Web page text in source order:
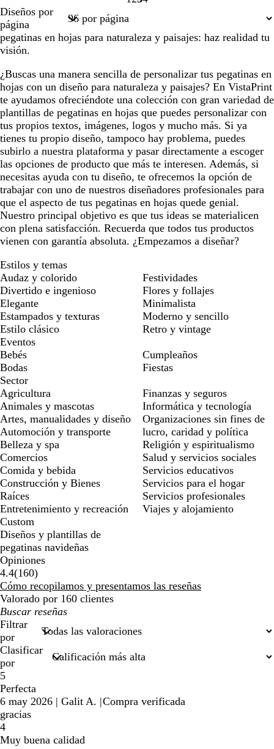
Página
1
Página
Página
Página
Diseños por
página
pegatinas en hojas para naturaleza y paisajes: haz realidad tu
visión.
¿Buscas una manera sencilla de personalizar tus pegatinas en
hojas con un diseño para naturaleza y paisajes? En VistaPrint
te ayudamos ofreciéndote una colección con gran variedad de
plantillas de pegatinas en hojas que puedes personalizar con
tus propios textos, imágenes, logos y mucho más. Si ya
tienes tu propio diseño, tampoco hay problema, puedes
subirlo a nuestra plataforma y pasar directamente a escoger
las opciones de producto que más te interesen. Además, si
necesitas ayuda con tu diseño, te ofrecemos la opción de
trabajar con uno de nuestros diseñadores profesionales para
que el aspecto de tus pegatinas en hojas quede genial.
Nuestro principal objetivo es que tus ideas se materialicen
con plena satisfacción. Recuerda que todos tus productos
vienen con garantía absoluta. ¿Empezamos a diseñar?
Estilos y temas
Audaz y colorido
Divertido e ingenioso
Elegante
Estampados y texturas
Estilo clásico
Festividades
Flores y follajes
Minimalista
Moderno y sencillo
Retro y vintage
Eventos
Bebés
Bodas
Cumpleaños
Fiestas
Sector
Agricultura
Animales y mascotas
Artes, manualidades y diseño
Automoción y transporte
Belleza y spa
Comercios
Comida y bebida
Construcción y Bienes
Raíces
Entretenimiento y recreación
Finanzas y seguros
Informática y tecnología
Organizaciones sin fines de
lucro, caridad y política
Religión y espiritualismo
Salud y servicios sociales
Servicios educativos
Servicios para el hogar
Servicios profesionales
Viajes y alojamiento
Custom
Diseños y plantillas de
pegatinas navideñas
Opiniones
4.4(160160
reseñas
)
Cómo recopilamos y presentamos las reseñas
Valorado por 160 clientes
Mis
búsquedas
Filtrar
por
Clasificar
por
5
Perfecta
6 may 2026 | Galit A. |Compra verificada
gracias
4
Muy buena calidad